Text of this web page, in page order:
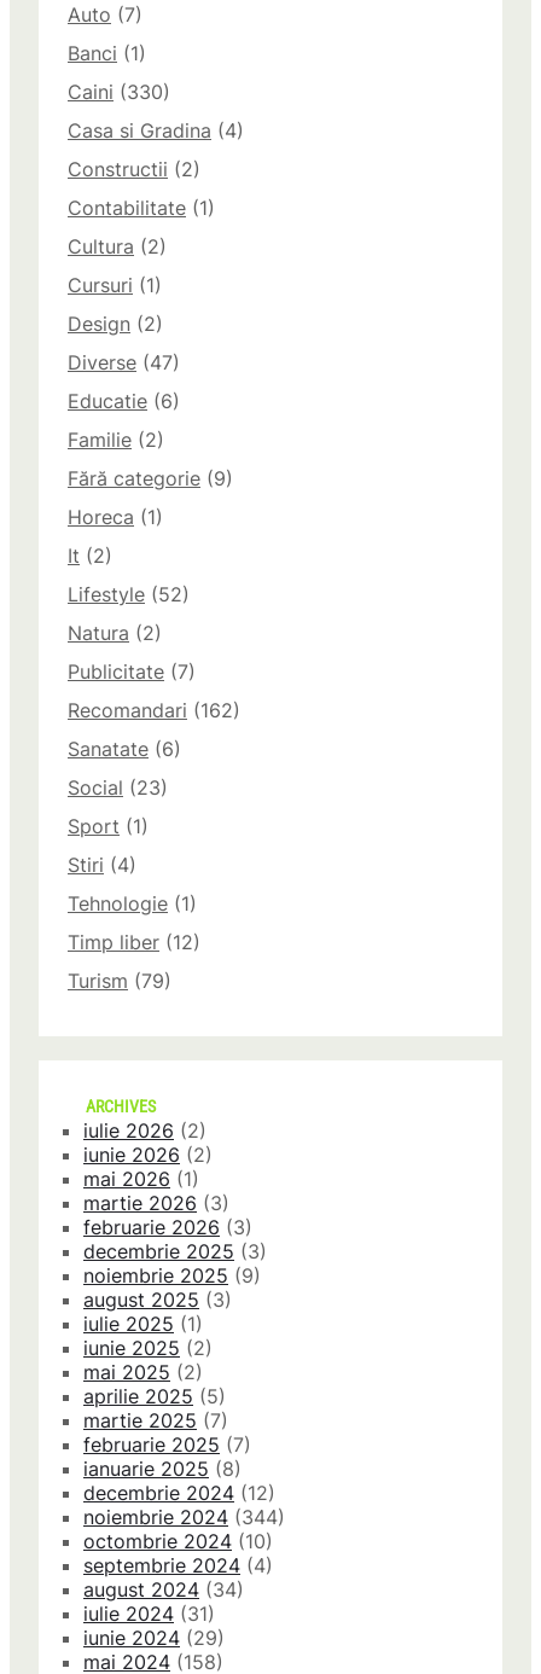
Auto (7)
Banci (1)
Caini (330)
Casa si Gradina (4)
Constructii (2)
Contabilitate (1)
Cultura (2)
Cursuri (1)
Design (2)
Diverse (47)
Educatie (6)
Familie (2)
Fără categorie (9)
Horeca (1)
It (2)
Lifestyle (52)
Natura (2)
Publicitate (7)
Recomandari (162)
Sanatate (6)
Social (23)
Sport (1)
Stiri (4)
Tehnologie (1)
Timp liber (12)
Turism (79)
ARCHIVES
iulie 2026 (2)
iunie 2026 (2)
mai 2026 (1)
martie 2026 (3)
februarie 2026 (3)
decembrie 2025 (3)
noiembrie 2025 (9)
august 2025 (3)
iulie 2025 (1)
iunie 2025 (2)
mai 2025 (2)
aprilie 2025 (5)
martie 2025 (7)
februarie 2025 (7)
ianuarie 2025 (8)
decembrie 2024 (12)
noiembrie 2024 (344)
octombrie 2024 (10)
septembrie 2024 (4)
august 2024 (34)
iulie 2024 (31)
iunie 2024 (29)
mai 2024 (158)